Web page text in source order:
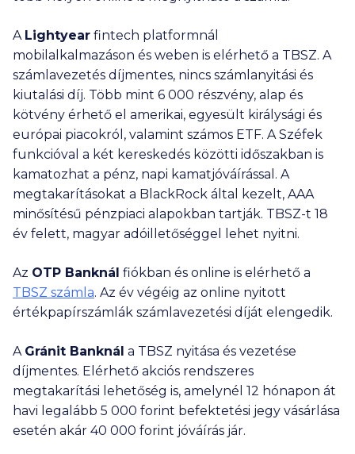
A Lightyear fintech platformnál
mobilalkalmazáson és weben is elérhető a TBSZ. A
számlavezetés díjmentes, nincs számlanyitási és
kiutalási díj. Több mint 6 000 részvény, alap és
kötvény érhető el amerikai, egyesült királysági és
európai piacokról, valamint számos ETF. A Széfek
funkcióval a két kereskedés közötti időszakban is
kamatozhat a pénz, napi kamatjóváírással. A
megtakarításokat a BlackRock által kezelt, AAA
minősítésű pénzpiaci alapokban tartják. TBSZ-t 18
év felett, magyar adóilletőséggel lehet nyitni.
Az OTP Banknál fiókban és online is elérhető a
TBSZ számla. Az év végéig az online nyitott
értékpapírszámlák számlavezetési díját elengedik.
A Gránit Banknál a TBSZ nyitása és vezetése
díjmentes. Elérhető akciós rendszeres
megtakarítási lehetőség is, amelynél 12 hónapon át
havi legalább 5 000 forint befektetési jegy vásárlása
esetén akár 40 000 forint jóváírás jár.